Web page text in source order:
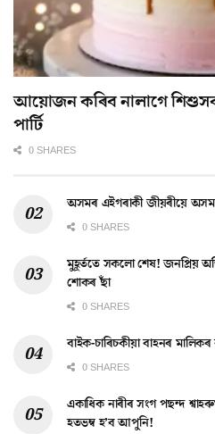
আয়োজন কৰিব নালাগে
পাৰ্টি
0 SHARES
অসমৰ এইগৰাকী জীয়ৰীয়ে
0 SHARES
মুহূৰ্ততে সকলো শেষ! জনপ্ৰিয়
শোকৰ ছাঁ
0 SHARES
বাইক-চাৰিচকীয়া বাহনৰ
0 SHARES
একাধিক নাৰীৰ সংগ পছন্দ
হতভম্ব হ’ব আপুনি!